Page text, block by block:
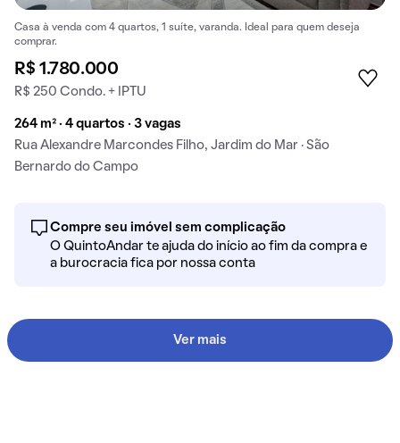
Casa à venda com 4 quartos, 1 suíte, varanda. Ideal para quem deseja
comprar.
R$ 1.780.000
R$ 250 Condo. + IPTU
264 m² · 4 quartos · 3 vagas
Rua Alexandre Marcondes Filho, Jardim do Mar · São
Bernardo do Campo
Compre seu imóvel sem complicação
O QuintoAndar te ajuda do início ao fim da compra e
a burocracia fica por nossa conta
Ver mais